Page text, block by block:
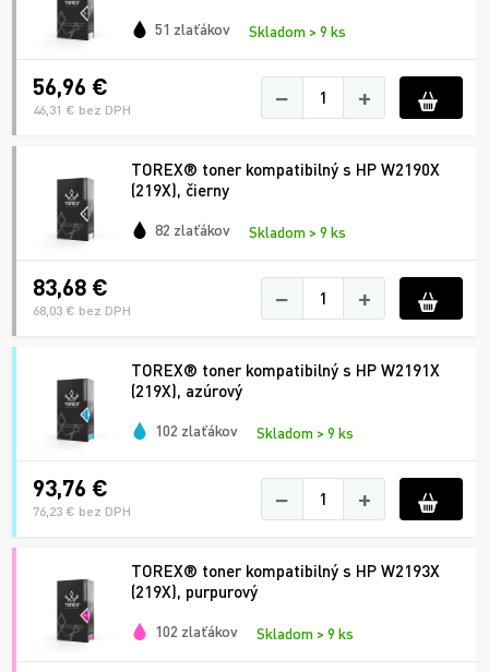
51 zlaťákov Skladom > 9 ks
56,96 €
46,31 € bez DPH − +
TOREX® toner kompatibilný s HP W2190X
(219X), čierny
82 zlaťákov Skladom > 9 ks
83,68 €
68,03 € bez DPH − +
TOREX® toner kompatibilný s HP W2191X
(219X), azúrový
102 zlaťákov Skladom > 9 ks
93,76 €
76,23 € bez DPH − +
TOREX® toner kompatibilný s HP W2193X
(219X), purpurový
102 zlaťákov Skladom > 9 ks